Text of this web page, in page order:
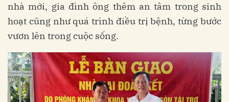
nhà mới, gia đình ông thêm an tâm trong sinh
hoạt cũng như quá trình điều trị bệnh, từng bước
vươn lên trong cuộc sống.